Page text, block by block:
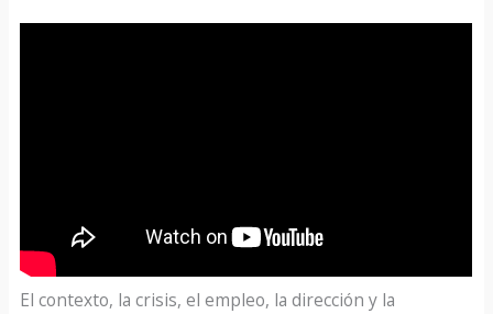
El contexto, la crisis, el empleo, la dirección y la